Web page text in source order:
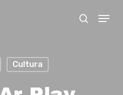
search
Menu
Cultura